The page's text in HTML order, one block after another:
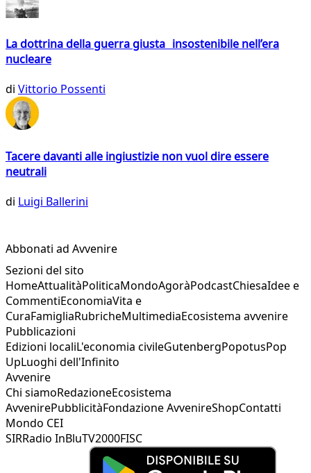
La dottrina della guerra giusta insostenibile nell’era
nucleare
di Vittorio Possenti
Tacere davanti alle ingiustizie non vuol dire essere
neutrali
di Luigi Ballerini
Abbonati ad Avvenire
Sezioni del sito
HomeAttualitàPoliticaMondoAgoràPodcastChiesaIdee e
CommentiEconomiaVita e
CuraFamigliaRubricheMultimediaEcosistema avvenire
Pubblicazioni
Edizioni localiL'economia civileGutenbergPopotusPop
UpLuoghi dell'Infinito
Avvenire
Chi siamoRedazioneEcosistema
AvvenirePubblicitàFondazione AvvenireShopContatti
Mondo CEI
SIRRadio InBluTV2000FISC